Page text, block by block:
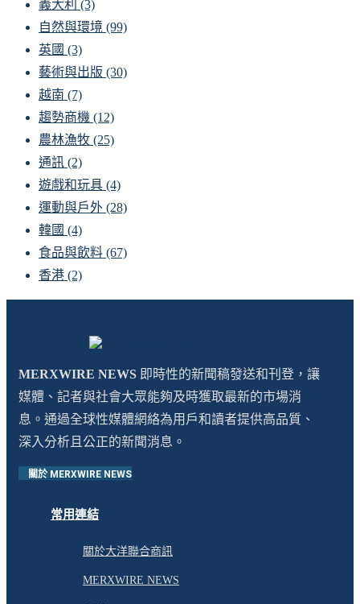
義大利 (3)
自然與環境 (99)
英國 (3)
藝術與出版 (30)
越南 (7)
趨勢商機 (12)
農林漁牧 (25)
通訊 (2)
遊戲和玩具 (4)
運動與戶外 (28)
韓國 (4)
食品與飲料 (67)
香港 (2)
MERXWIRE NEWS 即時性的新聞稿發送和刊登，讓
媒體、記者與社會大眾能夠及時獲取最新的市場消
息。通過全球性媒體網絡為用戶和讀者提供高品質、
深入分析且公正的新聞消息。
關於 MERXWIRE NEWS
常用連結
關於大洋聯合商訊
MERXWIRE NEWS